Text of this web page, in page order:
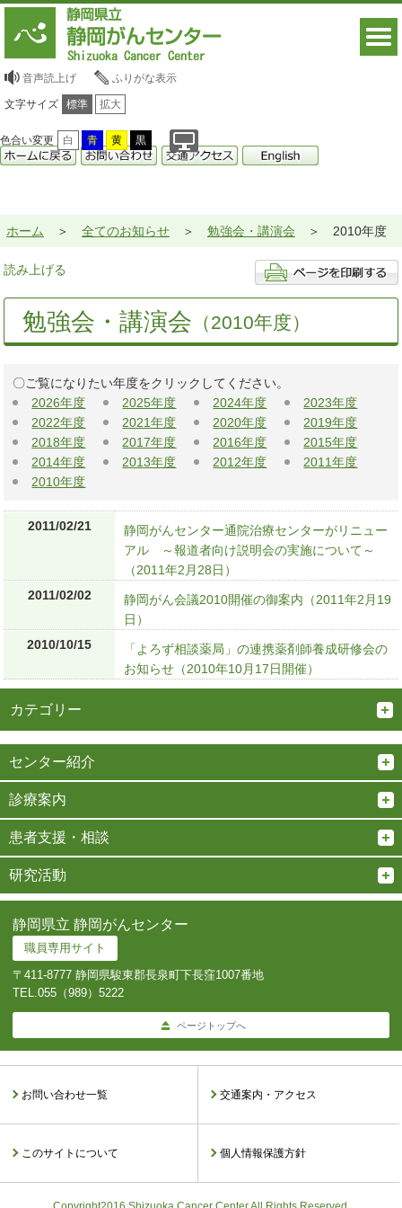
音声読上げ ふりがな表示
文字サイズ 標準 拡大
色合い変更 白 青 黄 黒
ホーム 全てのお知らせ 勉強会・講演会 2010年度
読み上げる
勉強会・講演会 （2010年度）
〇ご覧になりたい年度をクリックしてください。
2026年度
2025年度 2024年度
2023年度
2022年度
2021年度 2020年度
2019年度
2018年度
2017年度 2016年度
2015年度
2014年度
2013年度 2012年度
2011年度
2010年度
2011/02/21
静岡がんセンター通院治療センターがリニュー
アル ～報道者向け説明会の実施について～
（2011年2月28日）
2011/02/02
静岡がん会議2010開催の御案内（2011年2月19
日）
2010/10/15
「よろず相談薬局」の連携薬剤師養成研修会の
お知らせ（2010年10月17日開催）
カテゴリー
センター紹介
診療案内
患者支援・相談
研究活動
静岡県立 静岡がんセンター
職員専用サイト
〒411-8777 静岡県駿東郡長泉町下長窪1007番地
TEL.055（989）5222
ページトップへ
お問い合わせ一覧 交通案内・アクセス
このサイトについて 個人情報保護方針